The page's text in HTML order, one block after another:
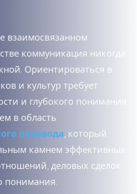
взаимосвязанном
коммуникация никогда
Ориентироваться в
и культур требует
и глубокого понимания
в область
перевода, который
камнем эффективных
деловых сделок
понимания.